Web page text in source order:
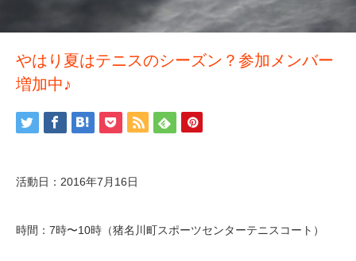
やはり夏はテニスのシーズン？参加メンバー
増加中♪
活動日：2016年7月16日
時間：7時〜10時（猪名川町スポーツセンターテニスコート）